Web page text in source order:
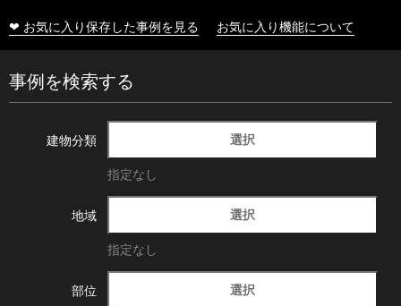
❤ お気に入り保存した事例を見る お気に入り機能について
事例を検索する
建物分類 選択
指定なし
地域 選択
指定なし
部位 選択